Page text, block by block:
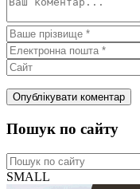
Пошук по сайту
SMALL